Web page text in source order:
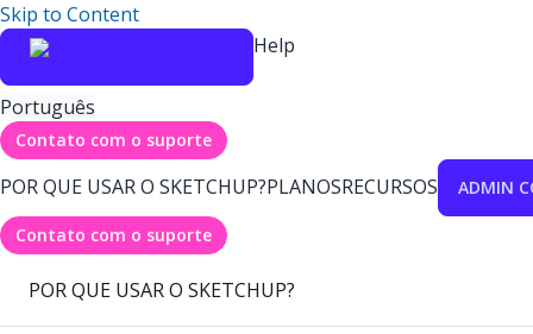
Skip to Content
Help
Português
Contato com o suporte
POR QUE USAR O SKETCHUP?PLANOSRECURSOS ADMIN
Contato com o suporte
POR QUE USAR O SKETCHUP?